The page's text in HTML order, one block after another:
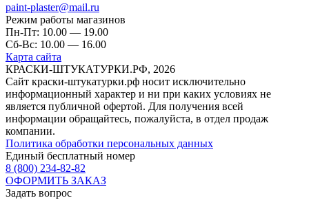
paint-plaster@mail.ru
Режим работы магазинов
Пн-Пт: 10.00 — 19.00
Сб-Вс: 10.00 — 16.00
Карта сайта
КРАСКИ-ШТУКАТУРКИ.РФ, 2026
Cайт краски-штукатурки.рф носит исключительно
информационный характер и ни при каких условиях не
является публичной офертой. Для получения всей
информации обращайтесь, пожалуйста, в отдел продаж
компании.
Политика обработки персональных данных
Единый бесплатный номер
8 (800) 234-82-82
ОФОРМИТЬ ЗАКАЗ
Задать вопрос